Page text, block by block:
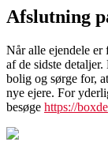
Afslutning
Når alle ejendele
af de sidste
bolig og sørge for,
nye ejere. For
besøge https://